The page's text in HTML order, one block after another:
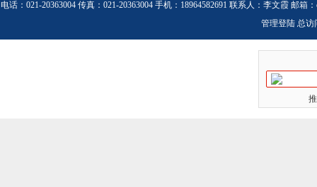
电话：021-20363004 传真：021-20363004 手机：18964582691 联系人：李文霞 邮箱：
管理登陆 总访